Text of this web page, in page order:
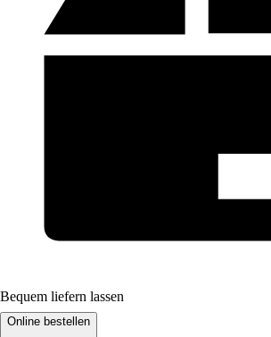
Bequem liefern lassen
Online bestellen